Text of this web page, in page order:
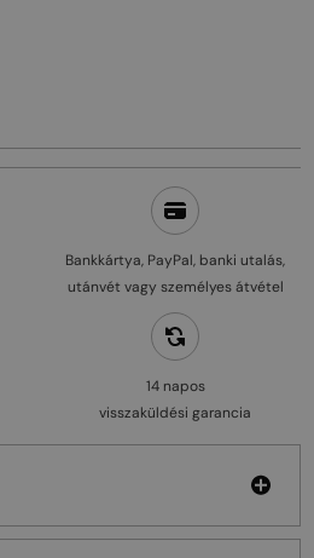
Bankkártya, PayPal, banki utalás,
utánvét vagy személyes átvétel
14 napos
visszaküldési garancia